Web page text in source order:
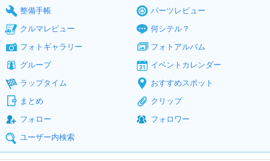
整備手帳
パーツレビュー
クルマレビュー
何シテル？
フォトギャラリー
フォトアルバム
グループ
イベントカレンダー
ラップタイム
おすすめスポット
まとめ
クリップ
フォロー
フォロワー
ユーザー内検索